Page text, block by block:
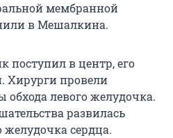
мембранной
в Мешалкина.
поступил в центр, его
Хирурги провели
левого желудочка.
развилась
сердца.